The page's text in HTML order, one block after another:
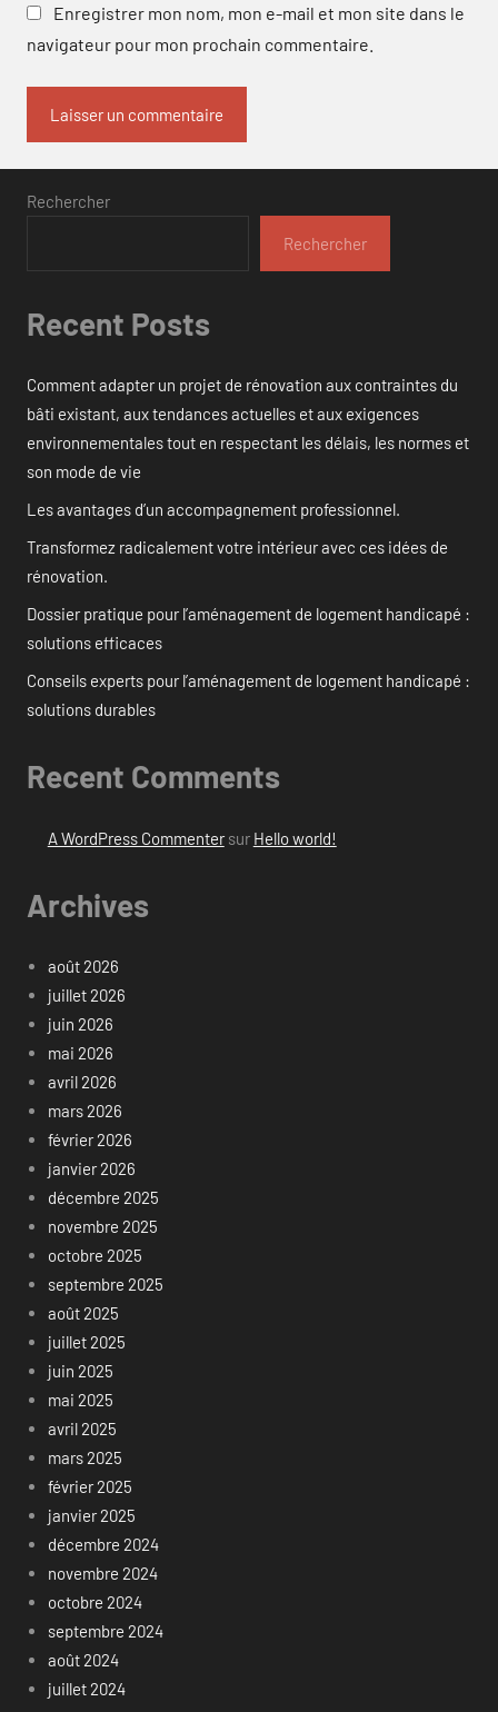
Enregistrer mon nom, mon e-mail et mon site dans le
navigateur pour mon prochain commentaire.
Rechercher
Rechercher
Recent Posts
Comment adapter un projet de rénovation aux contraintes du
bâti existant, aux tendances actuelles et aux exigences
environnementales tout en respectant les délais, les normes et
son mode de vie
Les avantages d’un accompagnement professionnel.
Transformez radicalement votre intérieur avec ces idées de
rénovation.
Dossier pratique pour l’aménagement de logement handicapé :
solutions efficaces
Conseils experts pour l’aménagement de logement handicapé :
solutions durables
Recent Comments
A WordPress Commentersur Hello world!
Archives
août 2026
juillet 2026
juin 2026
mai 2026
avril 2026
mars 2026
février 2026
janvier 2026
décembre 2025
novembre 2025
octobre 2025
septembre 2025
août 2025
juillet 2025
juin 2025
mai 2025
avril 2025
mars 2025
février 2025
janvier 2025
décembre 2024
novembre 2024
octobre 2024
septembre 2024
août 2024
juillet 2024